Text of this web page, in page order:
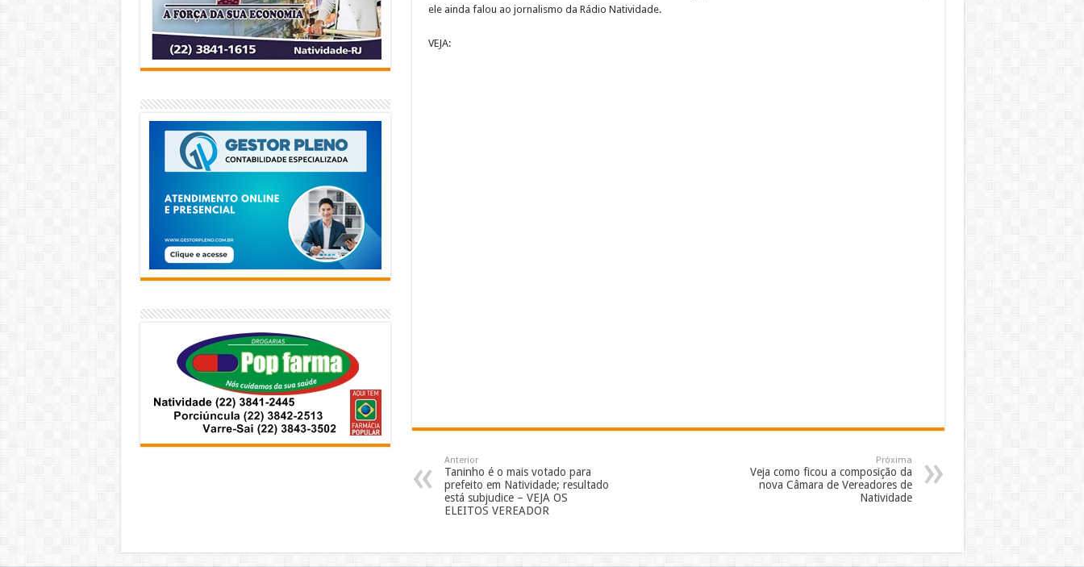
ele ainda falou ao jornalismo da Rádio Natividade.
VEJA:
Anterior
Taninho é o mais votado para
prefeito em Natividade; resultado
está subjudice – VEJA OS
ELEITOS VEREADOR
Próxima
Veja como ficou a composição da
nova Câmara de Vereadores de
Natividade